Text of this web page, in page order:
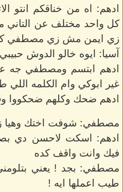
ادهم: اه من خناقكم انتو
كل واحد مختلف عن
زي ايمن مش زي مصطفي
آسيا: ايوه خالو الدوش حبيبي
ادهم ابتسم ومصطفي جه
غير ابوكي وام الكلمه اللي
ادهم ضحك وكلهم ضحكووا
مصطفي: شوفت اختك وهيا
ادهم: اسكت لاحسن دي
فيك وانت واقف كده
مصطفي: بجد ! يعني
طيب اعملها ايه !